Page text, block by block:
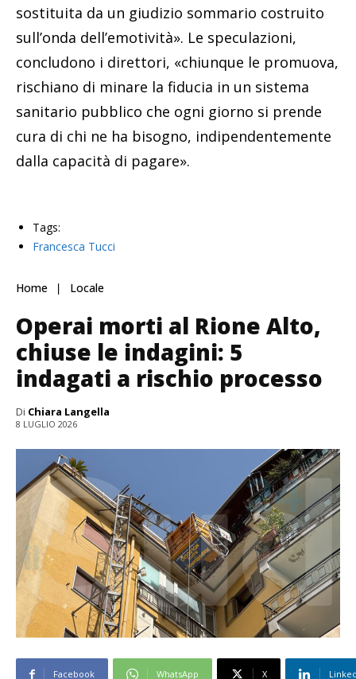
sostituita da un giudizio sommario costruito
sull’onda dell’emotività». Le speculazioni,
concludono i direttori, «chiunque le promuova,
rischiano di minare la fiducia in un sistema
sanitario pubblico che ogni giorno si prende
cura di chi ne ha bisogno, indipendentemente
dalla capacità di pagare».
Tags:
Francesca Tucci
Home Locale
Operai morti al Rione Alto,
chiuse le indagini: 5
indagati a rischio processo
Di Chiara Langella
8 LUGLIO 2026
Facebook WhatsApp X